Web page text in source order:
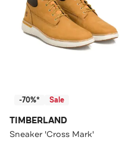
-70%* Sale
TIMBERLAND
Sneaker 'Cross Mark'